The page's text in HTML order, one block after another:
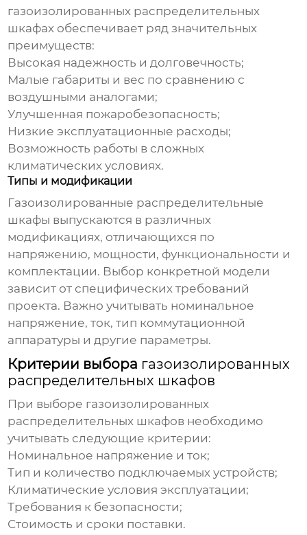
газоизолированных распределительных
шкафах обеспечивает ряд значительных
преимуществ:
Высокая надежность и долговечность;
Малые габариты и вес по сравнению с
воздушными аналогами;
Улучшенная пожаробезопасность;
Низкие эксплуатационные расходы;
Возможность работы в сложных
климатических условиях.
Типы и модификации
Газоизолированные распределительные
шкафы выпускаются в различных
модификациях, отличающихся по
напряжению, мощности, функциональности и
комплектации. Выбор конкретной модели
зависит от специфических требований
проекта. Важно учитывать номинальное
напряжение, ток, тип коммутационной
аппаратуры и другие параметры.
Критерии выбора газоизолированных
распределительных шкафов
При выборе газоизолированных
распределительных шкафов необходимо
учитывать следующие критерии:
Номинальное напряжение и ток;
Тип и количество подключаемых устройств;
Климатические условия эксплуатации;
Требования к безопасности;
Стоимость и сроки поставки.